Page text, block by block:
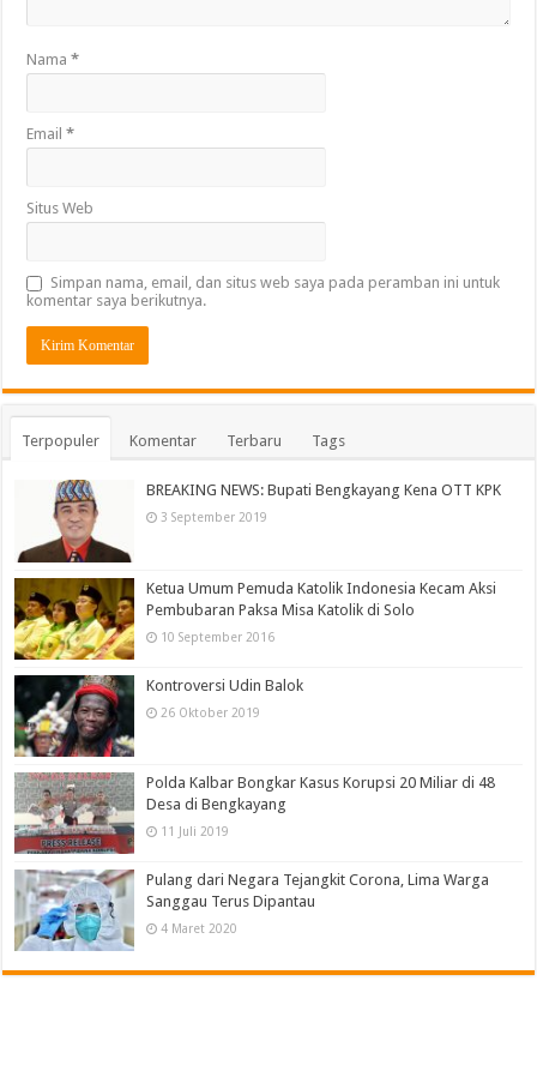
Nama*
Email*
Situs Web
Simpan nama, email, dan situs web saya pada peramban ini untuk
komentar saya berikutnya.
Terpopuler Komentar Terbaru Tags
BREAKING NEWS: Bupati Bengkayang Kena OTT KPK
3 September 2019
Ketua Umum Pemuda Katolik Indonesia Kecam Aksi
Pembubaran Paksa Misa Katolik di Solo
10 September 2016
Kontroversi Udin Balok
26 Oktober 2019
Polda Kalbar Bongkar Kasus Korupsi 20 Miliar di 48
Desa di Bengkayang
11 Juli 2019
Pulang dari Negara Tejangkit Corona, Lima Warga
Sanggau Terus Dipantau
4 Maret 2020